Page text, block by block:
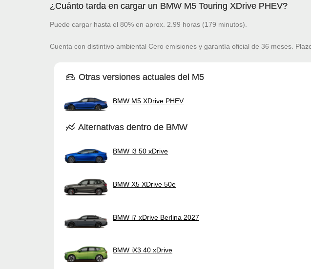
¿Cuánto tarda en cargar un BMW M5 Touring XDrive PHEV?
Puede cargar hasta el 80% en aprox. 2.99 horas (179 minutos).
Cuenta con distintivo ambiental Cero emisiones y garantía oficial de 36 meses.
Otras versiones actuales del M5
BMW M5 XDrive PHEV
Alternativas dentro de BMW
BMW i3 50 xDrive
BMW X5 XDrive 50e
BMW i7 xDrive Berlina 2027
BMW iX3 40 xDrive